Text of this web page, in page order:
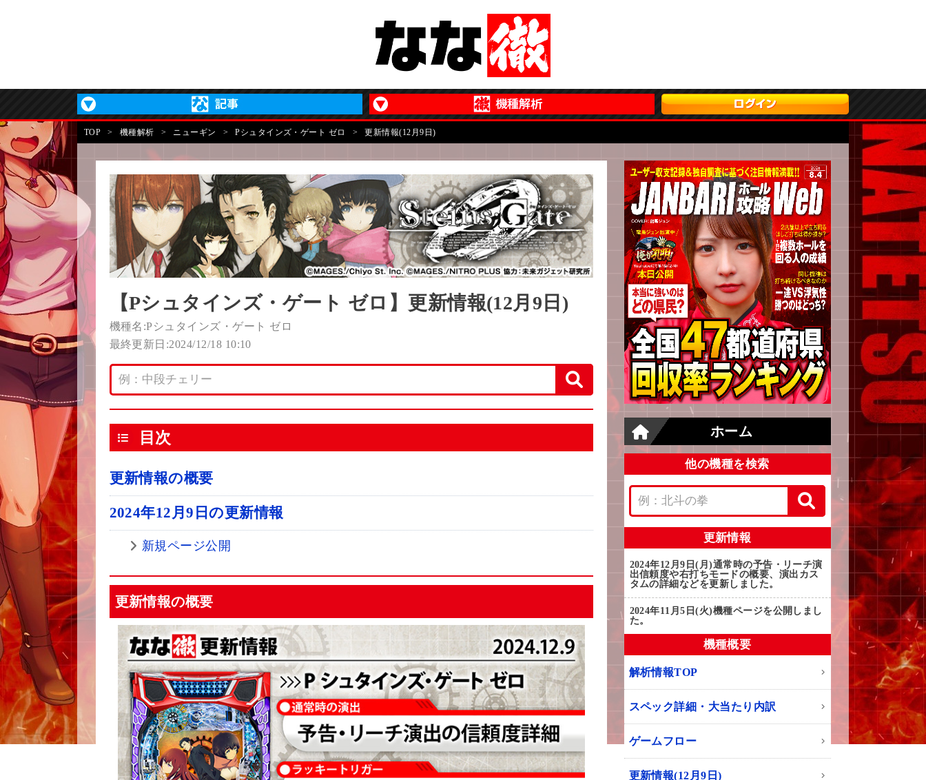
TOP > 機種解析 > ニューギン > Pシュタインズ・ゲート ゼロ > 更新情報(12月9日)
【Pシュタインズ・ゲート ゼロ】更新情報(12月9日)
機種名:Pシュタインズ・ゲート ゼロ
最終更新日:2024/12/18 10:10
目次
更新情報の概要
2024年12月9日の更新情報
新規ページ公開
更新情報の概要
ホーム
他の機種を検索
更新情報
2024年12月9日(月)通常時の予告・リーチ演
出信頼度や右打ちモードの概要、演出カス
タムの詳細などを更新しました。
2024年11月5日(火)機種ページを公開しまし
た。
機種概要
解析情報TOP
スペック詳細・大当たり内訳
ゲームフロー
更新情報(12月9日)